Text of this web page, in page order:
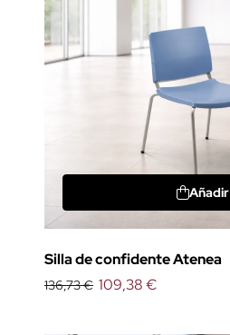
Añadir
Silla de confidente Atenea
136,73 € 109,38 €